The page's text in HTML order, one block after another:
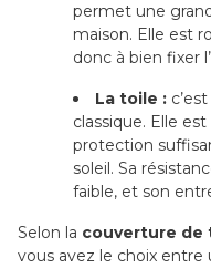
permet une
maison. Elle est
donc à bien fixer
La toile :
classique. Elle
protection
soleil. Sa
faible, et son
Selon la couverture de
vous avez le choix